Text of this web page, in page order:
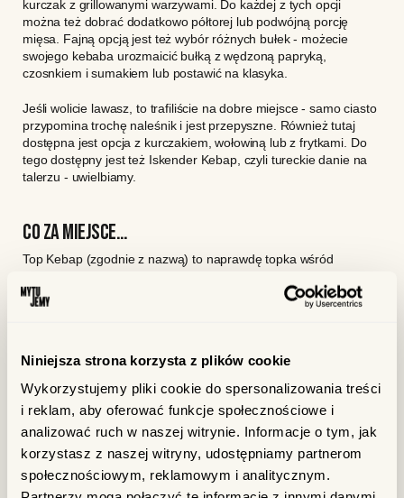
Niniejsza strona korzysta z plików cookie
Wykorzystujemy pliki cookie do spersonalizowania treści
i reklam, aby oferować funkcje społecznościowe i
analizować ruch w naszej witrynie. Informacje o tym, jak
korzystasz z naszej witryny, udostępniamy partnerom
społecznościowym, reklamowym i analitycznym.
kurczak z grillowanymi warzywami. Do każdej z tych opcji
można też dobrać dodatkowo półtorej lub podwójną porcję
mięsa. Fajną opcją jest też wybór różnych bułek - możecie
swojego kebaba urozmaicić bułką z wędzoną papryką,
czosnkiem i sumakiem lub postawić na klasyka.
Jeśli wolicie lawasz, to trafiliście na dobre miejsce - samo ciasto
przypomina trochę naleśnik i jest przepyszne. Również tutaj
dostępna jest opcja z kurczakiem, wołowiną lub z frytkami. Do
tego dostępny jest też Iskender Kebap, czyli tureckie danie na
talerzu - uwielbiamy.
CO ZA MIEJSCE…
Top Kebap (zgodnie z nazwą) to naprawdę topka wśród
najlepszy jest oczywiście ogródek z widokiem na wildeckie
życie. Jeśli szukacie miejsca, które nawiązuje nie tylko do
straconego. Top Kebap zamówicie też z dowozem.
Górna Wilda 79, 61-563 Poznań